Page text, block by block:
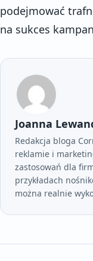
podejmować
na sukces
Joanna
Redakcja bloga
reklamie i
zastosowań dla
przykładach
można realnie